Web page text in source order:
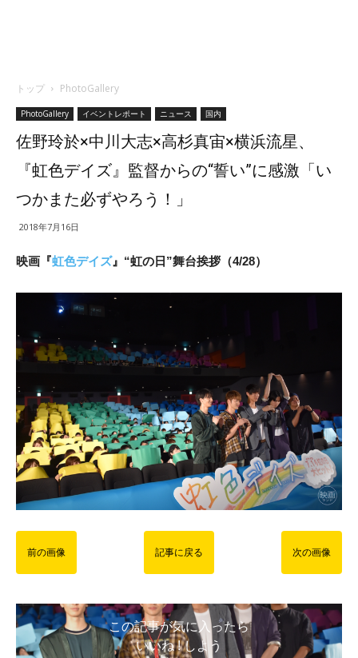
トップ PhotoGallery
PhotoGallery イベントレポート ニュース 国内
佐野玲於×中川大志×高杉真宙×横浜流星、
『虹色デイズ』監督からの“誓い”に感激「い
つかまた必ずやろう！」
2018年7月16日
映画『虹色デイズ』“虹の日”舞台挨拶（4/28）
前の画像 記事に戻る 次の画像
この記事が気に入ったら
いいね ! しよう